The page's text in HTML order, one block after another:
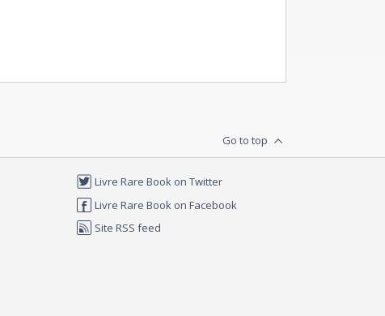
Go to top
Livre Rare Book on Twitter
Livre Rare Book on Facebook
Site RSS feed